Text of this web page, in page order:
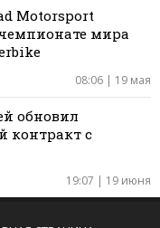
Motorsport
мира
08:06 | 19 мая
обновил
контракт с
19:07 | 19 июня